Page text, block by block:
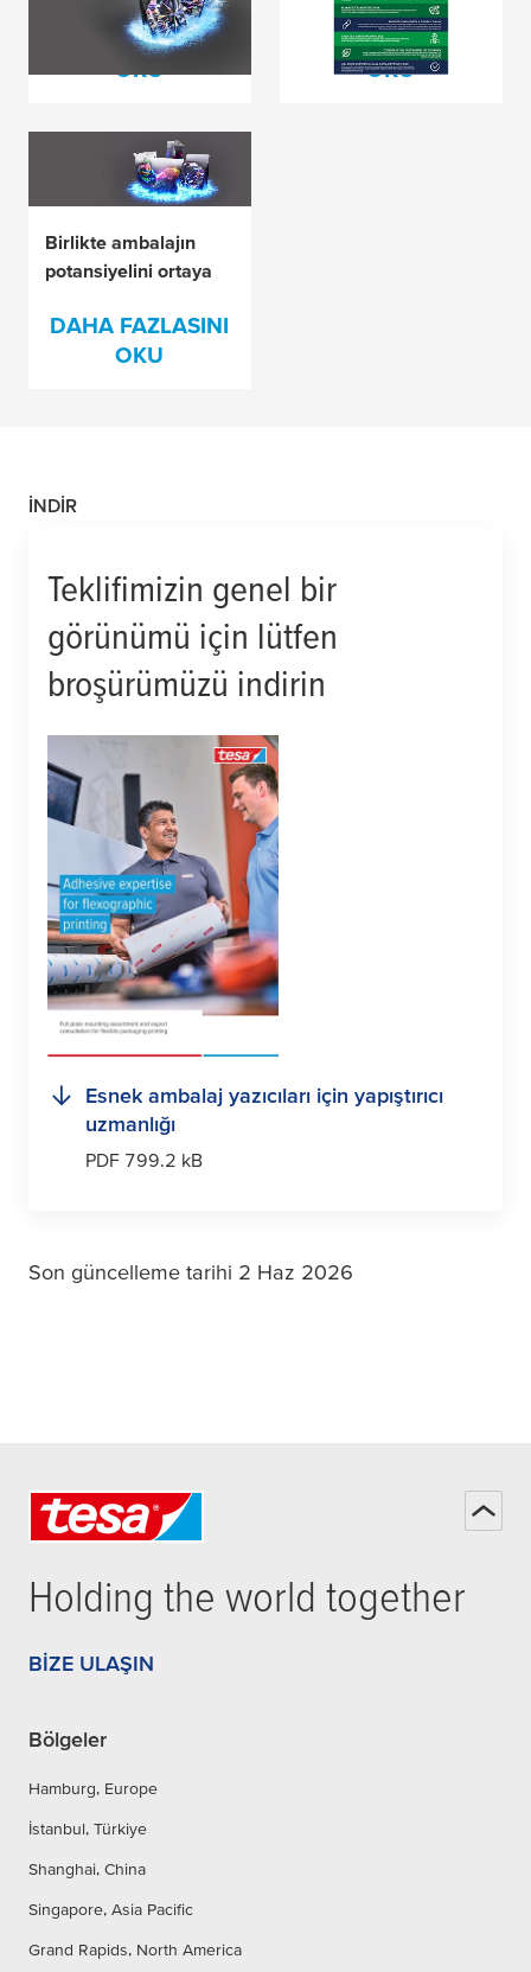
refined quality
DAHA FAZLASINI
OKU
flekso baskı
DAHA FAZLASINI
OKU
Birlikte ambalajın
potansiyelini ortaya
DAHA FAZLASINI
OKU
İNDIR
Teklifimizin genel bir
görünümü için lütfen
broşürümüzü indirin
Esnek ambalaj yazıcıları için yapıştırıcı
uzmanlığı
PDF 799.2 kB
Son güncelleme tarihi 2 Haz 2026
Holding the world together
BIZE ULAŞIN
Bölgeler
Hamburg, Europe
İstanbul, Türkiye
Shanghai, China
Singapore, Asia Pacific
Grand Rapids, North America